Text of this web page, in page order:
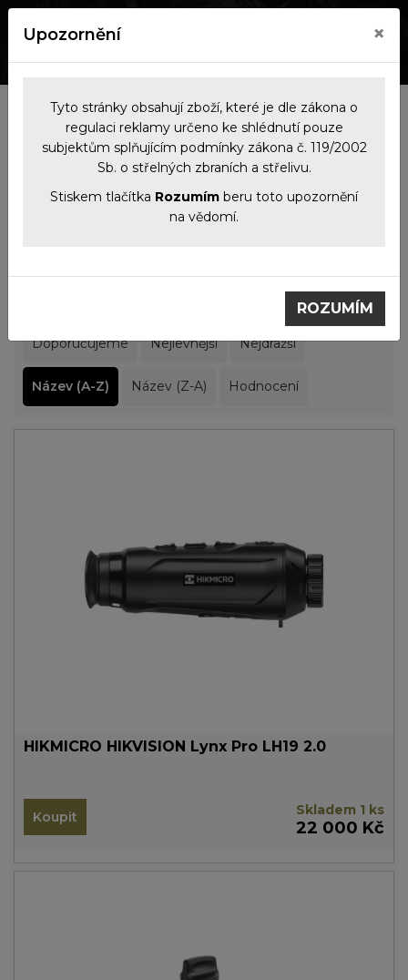
Kategorie
Filtrace produktů
Doporučujeme Nejlevnější Nejdražší
Název (A-Z) Název (Z-A) Hodnocení
HIKMICRO HIKVISION Lynx Pro LH19 2.0
Koupit Skladem 1 ks
22 000 Kč
Upozornění ×
Tyto stránky obsahují zboží, které je dle zákona o
regulaci reklamy určeno ke shlédnutí pouze
subjektům splňujícím podmínky zákona č. 119/2002
Sb. o střelných zbraních a střelivu.
Stiskem tlačítka Rozumím beru toto upozornění
na vědomí.
ROZUMÍM